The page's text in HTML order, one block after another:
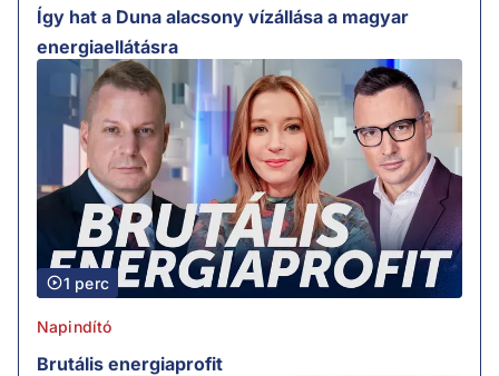
Így hat a Duna alacsony vízállása a magyar
energiaellátásra
1 perc
Napindító
Brutális energiaprofit